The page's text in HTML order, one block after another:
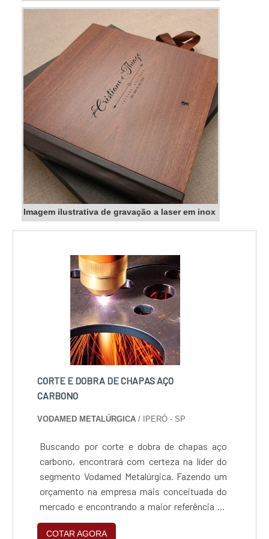
Imagem ilustrativa de gravação a laser em inox
CORTE E DOBRA DE CHAPAS AÇO
CARBONO
VODAMED METALÚRGICA / IPERÓ - SP
Buscando por corte e dobra de chapas aço
carbono, encontrará com certeza na líder do
segmento Vodamed Metalúrgica. Fazendo um
orçamento na empresa mais conceituada do
mercado e encontrando a maior referência de
qualidade da área de atuação, a contratação é
mais assertiva.MAIS SOBRE CORTE E DOBRA
COTAR AGORA